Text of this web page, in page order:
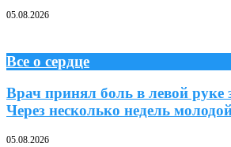
05.08.2026
Все о сердце
Врач принял боль в левой руке
Через несколько недель
05.08.2026